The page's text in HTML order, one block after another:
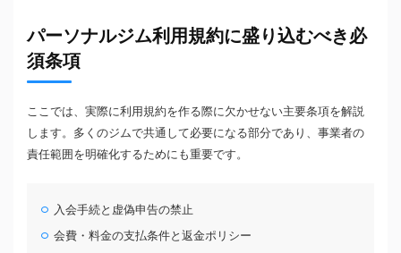
パーソナルジム利用規約に盛り込むべき必
須条項
ここでは、実際に利用規約を作る際に欠かせない主要条項を解説
します。多くのジムで共通して必要になる部分であり、事業者の
責任範囲を明確化するためにも重要です。
入会手続と虚偽申告の禁止
会費・料金の支払条件と返金ポリシー